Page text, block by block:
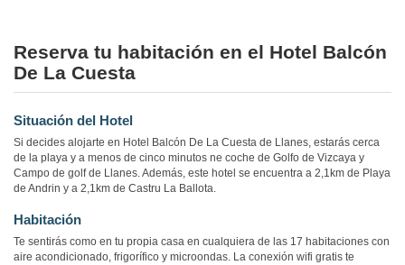
Reserva tu habitación en el Hotel Balcón
De La Cuesta
Situación del Hotel
Si decides alojarte en Hotel Balcón De La Cuesta de Llanes, estarás cerca
de la playa y a menos de cinco minutos ne coche de Golfo de Vizcaya y
Campo de golf de Llanes. Además, este hotel se encuentra a 2,1km de Playa
de Andrin y a 2,1km de Castru La Ballota.
Habitación
Te sentirás como en tu propia casa en cualquiera de las 17 habitaciones con
aire acondicionado, frigorífico y microondas. La conexión wifi gratis te